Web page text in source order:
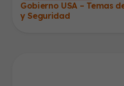
Gobierno USA – Temas
y Seguridad